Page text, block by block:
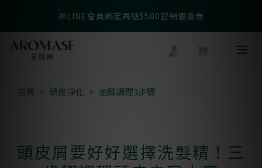
父親節爸氣寵愛👔暖心組合限時優惠◤前往選購❤️◢
🎁LINE會員綁定再送$500官網優惠券
父親節爸氣寵愛👔暖心組合限時優惠◤前往選購❤️◢
首頁 頭皮淨化 油屑調理3步驟
頭皮屑要好好選擇洗髮精！三